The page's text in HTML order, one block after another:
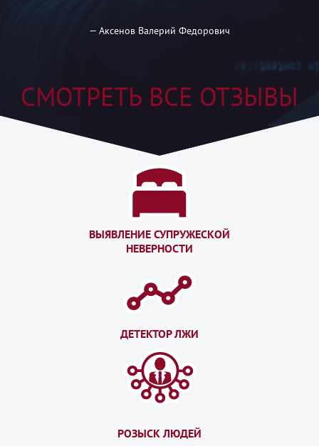
— Аксенов Валерий Федорович
СМОТРЕТЬ ВСЕ ОТЗЫВЫ
ВЫЯВЛЕНИЕ СУПРУЖЕСКОЙ
НЕВЕРНОСТИ
ДЕТЕКТОР ЛЖИ
РОЗЫСК ЛЮДЕЙ